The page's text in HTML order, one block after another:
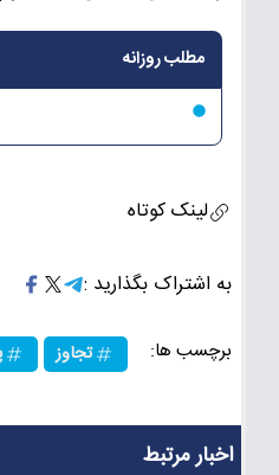
مطلب روزانه
لینک کوتاه
به اشتراک بگذارید :
برچسب ها: تجاوز
اخبار مرتبط